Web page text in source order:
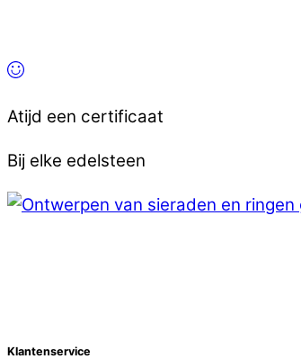
Atijd een certificaat
Bij elke edelsteen
Klantenservice